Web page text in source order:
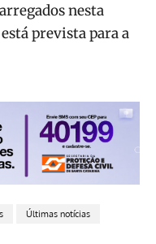
nesta
prevista para a
Últimas notícias